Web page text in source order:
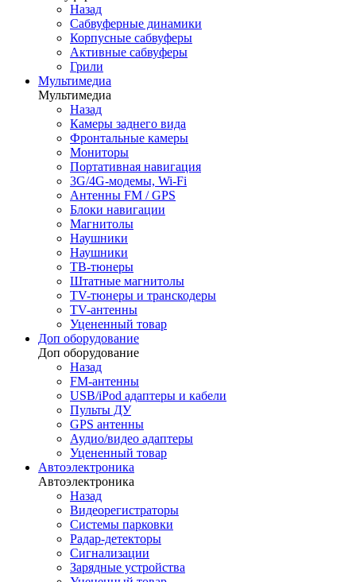
Назад
Сабвуферные динамики
Корпусные сабвуферы
Активные сабвуферы
Грили
Мультимедиа
Мультимедиа
Назад
Камеры заднего вида
Фронтальные камеры
Мониторы
Портативная навигация
3G/4G-модемы, Wi-Fi
Антенны FM / GPS
Блоки навигации
Магнитолы
Наушники
Наушники
ТВ-тюнеры
Штатные магнитолы
TV-тюнеры и транскодеры
TV-антенны
Уцененный товар
Доп оборудование
Доп оборудование
Назад
FM-антенны
USB/iPod адаптеры и кабели
Пульты ДУ
GPS антенны
Аудио/видео адаптеры
Уцененный товар
Автоэлектроника
Автоэлектроника
Назад
Видеорегистраторы
Системы парковки
Радар-детекторы
Сигнализации
Зарядные устройства